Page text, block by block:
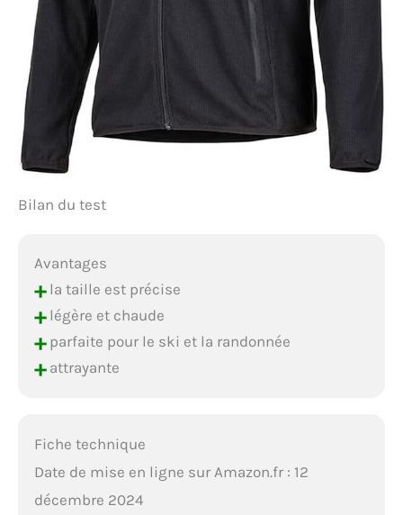
Bilan du test
Avantages
+la taille est précise
+légère et chaude
+parfaite pour le ski et la randonnée
+attrayante
Fiche technique
Date de mise en ligne sur Amazon.fr : 12
décembre 2024